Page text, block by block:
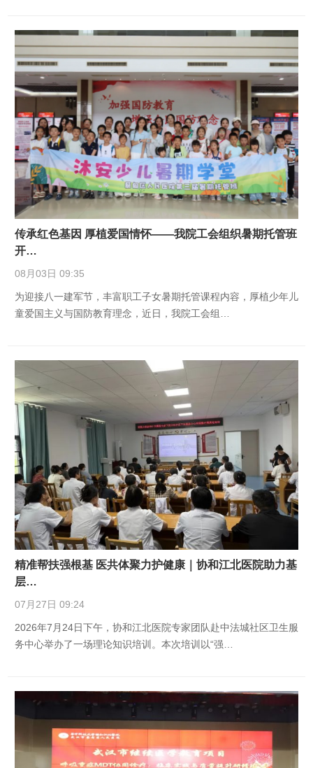
传承红色基因 厚植爱国情怀——我院工会组织暑期托管班
开…
08月03日 09:35
为迎接八一建军节，丰富职工子女暑期托管课程内容，厚植少年儿
童爱国主义与国防教育理念，近日，我院工会组…
精准帮扶强根基 医共体聚力护健康｜协和江北医院助力基
层…
07月27日 09:24
2026年7月24日下午，协和江北医院专家团队赴中法城社区卫生服
务中心举办了一场理论知识培训。本次培训以“强…